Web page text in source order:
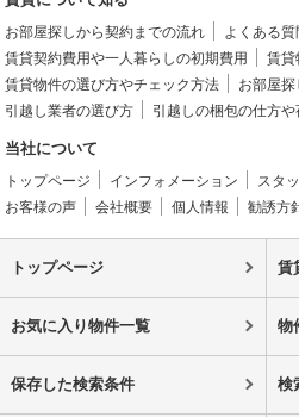
お部屋探しから契約までの流れ よくある質
賃貸契約費用や一人暮らしの初期費用
賃貸
賃貸物件の選び方やチェック方法
お部屋
引越し業者の選び方
引越しの梱包の仕方
当社について
トップページ インフォメーション スタ
お客様の声
会社概要 個人情報 勧誘方
トップページ 賃
お気に入り物件一覧 物
保存した検索条件 検